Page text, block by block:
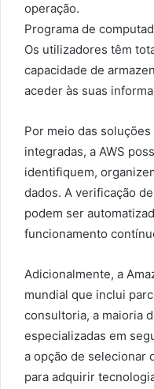
operação.
Programa de
Os utilizadores têm
capacidade de
aceder às suas
Por meio das
integradas, a AWS
identifiquem,
dados. A verificação
podem ser
funcionamento
Adicionalmente, a
mundial que inclui
consultoria, a maioria
especializadas em
a opção de selecionar
para adquirir